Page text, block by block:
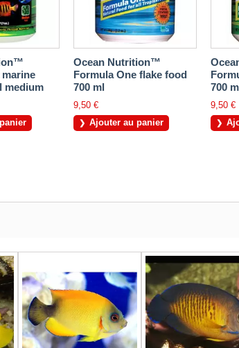
marine
medium
Ocean Nutrition™
Formula One flake food
700 ml
9,50 €
Ajouter au panier
700
9,50 €